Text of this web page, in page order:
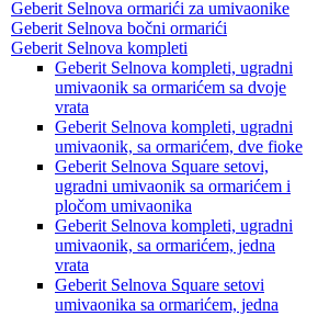
Geberit Selnova ormarići za umivaonike
Geberit Selnova bočni ormarići
Geberit Selnova kompleti
Geberit Selnova kompleti, ugradni
umivaonik sa ormarićem sa dvoje
vrata
Geberit Selnova kompleti, ugradni
umivaonik, sa ormarićem, dve fioke
Geberit Selnova Square setovi,
ugradni umivaonik sa ormarićem i
pločom umivaonika
Geberit Selnova kompleti, ugradni
umivaonik, sa ormarićem, jedna
vrata
Geberit Selnova Square setovi
umivaonika sa ormarićem, jedna